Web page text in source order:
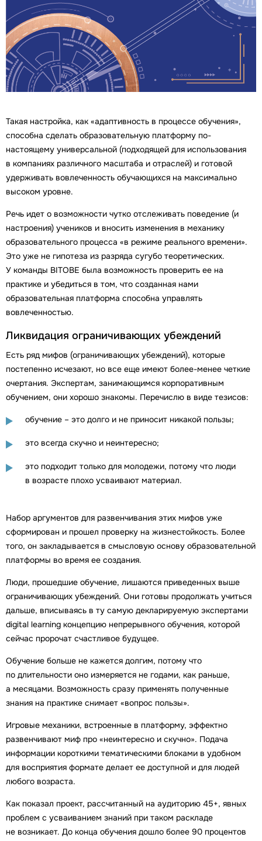
Такая настройка, как «адаптивность в процессе обучения»,
способна сделать образовательную платформу по-
настоящему универсальной (подходящей для использования
в компаниях различного масштаба и отраслей) и готовой
удерживать вовлеченность обучающихся на максимально
высоком уровне.
Речь идет о возможности чутко отслеживать поведение (и
настроения) учеников и вносить изменения в механику
образовательного процесса «в режиме реального времени».
Это уже не гипотеза из разряда сугубо теоретических.
У команды BITOBE была возможность проверить ее на
практике и убедиться в том, что созданная нами
образовательная платформа способна управлять
вовлеченностью.
Ликвидация ограничивающих убеждений
Есть ряд мифов (ограничивающих убеждений), которые
постепенно исчезают, но все еще имеют более-менее четкие
очертания. Экспертам, занимающимся корпоративным
обучением, они хорошо знакомы. Перечислю в виде тезисов:
обучение – это долго и не приносит никакой пользы;
это всегда скучно и неинтересно;
это подходит только для молодежи, потому что люди
в возрасте плохо усваивают материал.
Набор аргументов для развенчивания этих мифов уже
сформирован и прошел проверку на жизнестойкость. Более
того, он закладывается в смысловую основу образовательной
платформы во время ее создания.
Люди, прошедшие обучение, лишаются приведенных выше
ограничивающих убеждений. Они готовы продолжать учиться
дальше, вписываясь в ту самую декларируемую экспертами
digital learning концепцию непрерывного обучения, которой
сейчас пророчат счастливое будущее.
Обучение больше не кажется долгим, потому что
по длительности оно измеряется не годами, как раньше,
а месяцами. Возможность сразу применять полученные
знания на практике снимает «вопрос пользы».
Игровые механики, встроенные в платформу, эффектно
развенчивают миф про «неинтересно и скучно». Подача
информации короткими тематическими блоками в удобном
для восприятия формате делает ее доступной и для людей
любого возраста.
Как показал проект, рассчитанный на аудиторию 45+, явных
проблем с усваиванием знаний при таком раскладе
не возникает. До конца обучения дошло более 90 процентов